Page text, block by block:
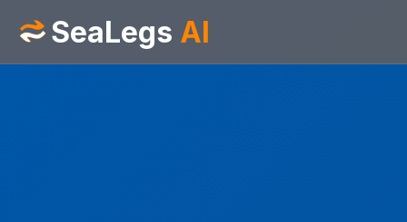
SeaLegs AI